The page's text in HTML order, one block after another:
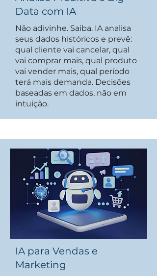
Data com IA
Não adivinhe. Saiba. IA analisa
seus dados históricos e prevê:
qual cliente vai cancelar, qual
vai comprar mais, qual produto
vai vender mais, qual período
terá mais demanda. Decisões
baseadas em dados, não em
intuição.
IA para Vendas e
Marketing